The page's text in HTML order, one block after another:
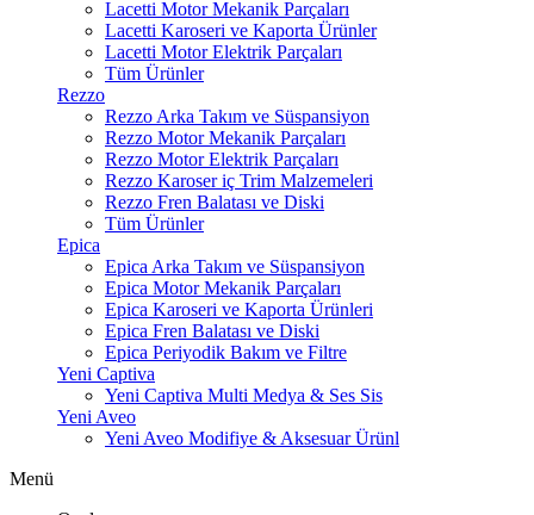
Lacetti Motor Mekanik Parçaları
Lacetti Karoseri ve Kaporta Ürünler
Lacetti Motor Elektrik Parçaları
Tüm Ürünler
Rezzo
Rezzo Arka Takım ve Süspansiyon
Rezzo Motor Mekanik Parçaları
Rezzo Motor Elektrik Parçaları
Rezzo Karoser iç Trim Malzemeleri
Rezzo Fren Balatası ve Diski
Tüm Ürünler
Epica
Epica Arka Takım ve Süspansiyon
Epica Motor Mekanik Parçaları
Epica Karoseri ve Kaporta Ürünleri
Epica Fren Balatası ve Diski
Epica Periyodik Bakım ve Filtre
Yeni Captiva
Yeni Captiva Multi Medya & Ses Sis
Yeni Aveo
Yeni Aveo Modifiye & Aksesuar Ürünl
Menü